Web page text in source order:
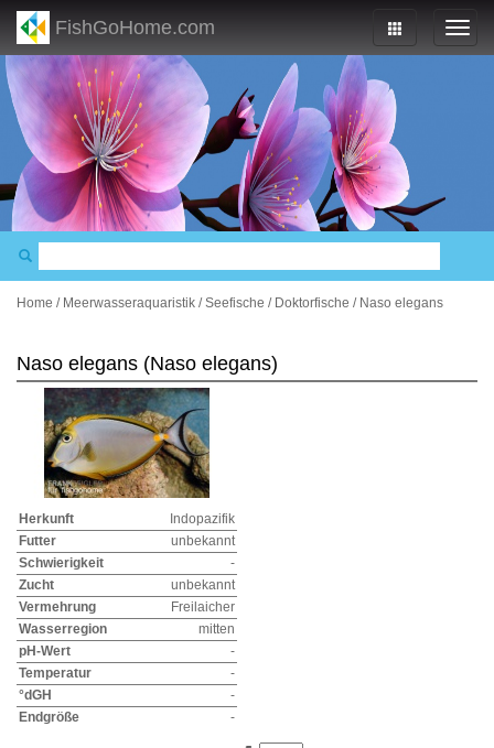
FishGoHome.com
Home / Meerwasseraquaristik /Seefische / Doktorfische / Naso elegans
Naso elegans (Naso elegans)
Herkunft
Indopazifik
Futter
unbekannt
Schwierigkeit
-
Zucht
unbekannt
Vermehrung
Freilaicher
Wasserregion
mitten
pH-Wert
-
Temperatur
-
°dGH
-
Endgröße
-